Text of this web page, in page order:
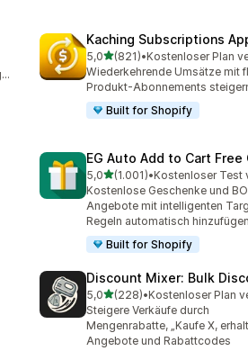
Kostenloser Plan verfügbar
Kaching Subscriptions
5,0von 5 Sternen
(821)
821 Rezensionen insgesamt
•Kostenloser Plan
Wiederkehrende Umsätze mit
Produkt-Abonnements
Built for Shopify
EG Auto Add to Cart Free
5,0von 5 Sternen
(1.001)
1001 Rezensionen insgesamt
•
Kostenlose Geschenke und
Angebote mit intelligenten
Regeln automatisch hinzufügen
Built for Shopify
Discount Mixer: Bulk
5,0von 5 Sternen
(228)
228 Rezensionen insgesamt
•Kostenloser Plan
Steigere Verkäufe durch
Mengenrabatte, „Kaufe X,
Angebote und Rabattcodes